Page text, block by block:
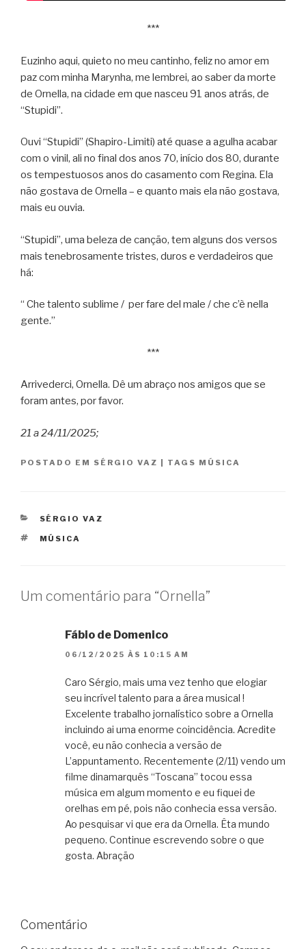
***
Euzinho aqui, quieto no meu cantinho, feliz no amor em
paz com minha Marynha, me lembrei, ao saber da morte
de Ornella, na cidade em que nasceu 91 anos atrás, de
“Stupidi”.
Ouvi “Stupidi” (Shapiro-Limiti) até quase a agulha acabar
com o vinil, ali no final dos anos 70, início dos 80, durante
os tempestuosos anos do casamento com Regina. Ela
não gostava de Ornella – e quanto mais ela não gostava,
mais eu ouvia.
“Stupidi”, uma beleza de canção, tem alguns dos versos
mais tenebrosamente tristes, duros e verdadeiros que
há:
“ Che talento sublime / per fare del male / che c’è nella
gente.”
***
Arrivederci, Ornella. Dê um abraço nos amigos que se
foram antes, por favor.
21 a 24/11/2025;
POSTADO EM SÉRGIO VAZ TAGS MÚSICA
CATEGORIAS
SÉRGIO VAZ
TAGS
MÚSICA
Um comentário para “Ornella”
Fábio de Domenico
06/12/2025 ÀS 10:15 AM
Caro Sérgio, mais uma vez tenho que elogiar
seu incrível talento para a área musical !
Excelente trabalho jornalístico sobre a Ornella
incluindo ai uma enorme coincidência. Acredite
você, eu não conhecia a versão de
L’appuntamento. Recentemente (2/11) vendo um
filme dinamarquês “Toscana” tocou essa
música em algum momento e eu fiquei de
orelhas em pé, pois não conhecia essa versão.
Ao pesquisar vi que era da Ornella. Êta mundo
pequeno. Continue escrevendo sobre o que
gosta. Abração
Comentário